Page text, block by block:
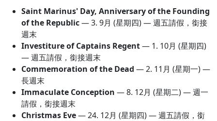
Saint Marinus' Day, Anniversary of the Founding
of the Republic—3. 9月 (星期四) — 週五請假，銜接
週末
Investiture of Captains Regent— 1. 10月 (星期四)
— 週五請假，銜接週末
Commemoration of the Dead —2. 11月 (星期一) —
長週末
Immaculate Conception —8. 12月 (星期二) — 週一
請假，銜接週末
Christmas Eve—24. 12月 (星期四) — 週五請假，銜